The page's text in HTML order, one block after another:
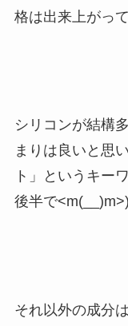
格は出来上がって
シリコンが結構
まりは良いと思
ト」というキー
後半で<m(__)m>)
それ以外の成分